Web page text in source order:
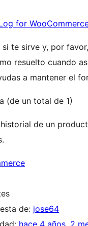
for
si te sirve y, por
resuelto cuando
a mantener el
(de un total de 1)
de un
de: jose64
hace 4 años, 2